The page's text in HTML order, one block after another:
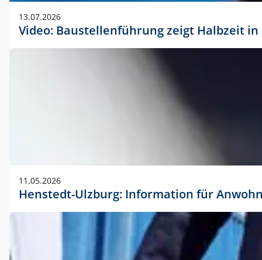
13.07.2026
Video: Baustellenführung zeigt Halbzeit
11.05.2026
Henstedt-Ulzburg: Information für